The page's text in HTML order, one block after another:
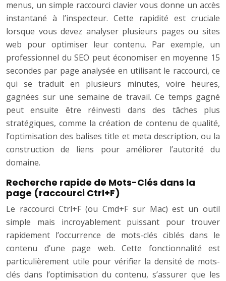
menus, un simple raccourci clavier vous donne un accès
instantané à l’inspecteur. Cette rapidité est cruciale
lorsque vous devez analyser plusieurs pages ou sites
web pour optimiser leur contenu. Par exemple, un
professionnel du SEO peut économiser en moyenne 15
secondes par page analysée en utilisant le raccourci, ce
qui se traduit en plusieurs minutes, voire heures,
gagnées sur une semaine de travail. Ce temps gagné
peut ensuite être réinvesti dans des tâches plus
stratégiques, comme la création de contenu de qualité,
l’optimisation des balises title et meta description, ou la
construction de liens pour améliorer l’autorité du
domaine.
Recherche rapide de Mots-Clés dans la
page (raccourci Ctrl+F)
Le raccourci Ctrl+F (ou Cmd+F sur Mac) est un outil
simple mais incroyablement puissant pour trouver
rapidement l’occurrence de mots-clés ciblés dans le
contenu d’une page web. Cette fonctionnalité est
particulièrement utile pour vérifier la densité de mots-
clés dans l’optimisation du contenu, s’assurer que les